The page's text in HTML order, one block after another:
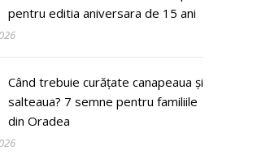
pentru editia aniversara de 15 ani
Când trebuie curățate canapeaua și
salteaua? 7 semne pentru familiile
din Oradea